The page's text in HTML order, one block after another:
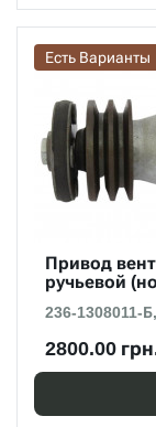
Есть Варианты
Привод
ручьевой
236-1308011-
2800.00